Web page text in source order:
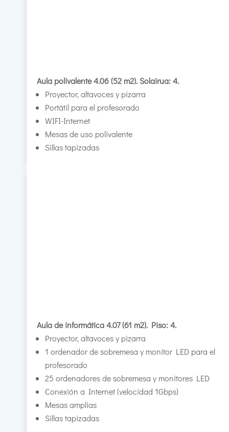
Aula polivalente 4.06 (52 m2). Solairua: 4.
Proyector, altavoces y pizarra
Portátil para el profesorado
WIFI-Internet
Mesas de uso polivalente
Sillas tapizadas
Aula de informática 4.07 (61 m2). Piso: 4.
Proyector, altavoces y pizarra
1 ordenador de sobremesa y monitor LED para el
profesorado
25 ordenadores de sobremesa y monitores LED
Conexión a Internet (velocidad 1Gbps)
Mesas amplias
Sillas tapizadas